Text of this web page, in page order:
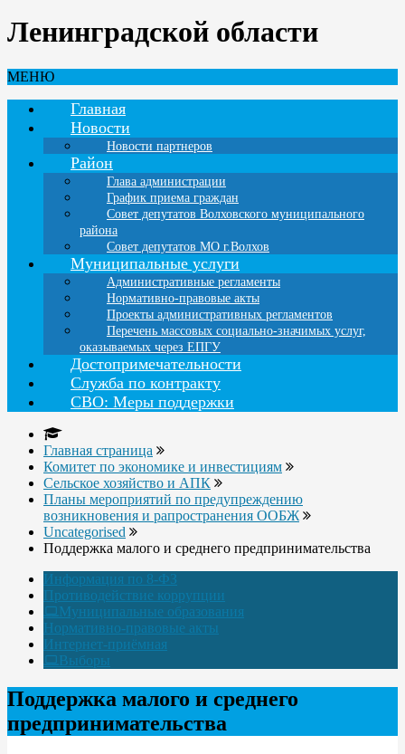
Ленинградской области
МЕНЮ
Главная
Новости
Новости партнеров
Район
Глава администрации
График приема граждан
Совет депутатов Волховского муниципального
района
Совет депутатов МО г.Волхов
Муниципальные услуги
Административные регламенты
Нормативно-правовые акты
Проекты административных регламентов
Перечень массовых социально-значимых услуг,
оказываемых через ЕПГУ
Достопримечательности
Служба по контракту
СВО: Меры поддержки
Главная страница
Комитет по экономике и инвестициям
Сельское хозяйство и АПК
Планы мероприятий по предупреждению
возникновения и рапространения ООБЖ
Uncategorised
Поддержка малого и среднего предпринимательства
Информация по 8-ФЗ
Противодействие коррупции
Муниципальные образования
Нормативно-правовые акты
Интернет-приёмная
Выборы
Поддержка малого и среднего
предпринимательства